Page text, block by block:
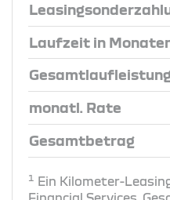
Laufzeit in
monatl. Rate
Gesamtbetrag
1
Ein Kilometer-